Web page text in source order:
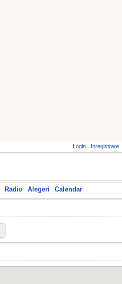
Login Inregistrare
Radio Alegeri Calendar